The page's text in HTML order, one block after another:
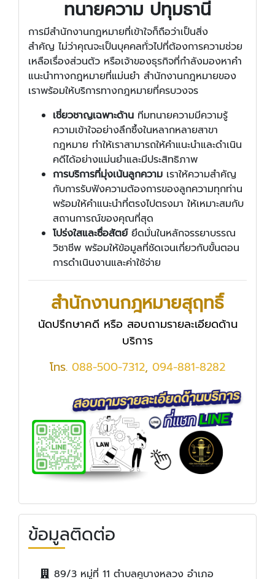
ทนายความ ปทุมธานี
การมีสำนักงานกฎหมายที่เข้าใจก็ถือว่าเป็นสิ่ง
สำคัญ ไม่ว่าคุณจะเป็นบุคคลทั่วไปที่ต้องการความช่วย
เหลือเรื่องส่วนตัว หรือเจ้าของธุรกิจที่กำลังมองหาคำ
แนะนำทางกฎหมายที่แม่นยำ สำนักงานกฎหมายของ
เราพร้อมให้บริการทางกฎหมายที่ครบวงจร
เชี่ยวชาญเฉพาะด้าน ทีมทนายความมีความรู้
ความเข้าใจอย่างลึกซึ้งในหลากหลายสาขา
กฎหมาย ทำให้เราสามารถให้คำแนะนำและดำเนิน
คดีได้อย่างแม่นยำและมีประสิทธิภาพ
การบริการที่มุ่งเน้นลูกความ เราให้ความสำคัญ
กับการรับฟังความต้องการของลูกความทุกท่าน
พร้อมให้คำแนะนำที่ตรงไปตรงมา ให้เหมาะสมกับ
สถานการณ์ของคุณที่สุด
โปร่งใสและซื่อสัตย์ยึดมั่นในหลักจรรยาบรรณ
วิชาชีพ พร้อมให้ข้อมูลที่ชัดเจนเกี่ยวกับขั้นตอน
การดำเนินงานและค่าใช้จ่าย
สำนักงานกฎหมายสุฤทธิ์
นัดปรึกษาคดี หรือ สอบถามรายละเอียดด้าน
บริการ
โทร. 088-500-7312, 094-881-8282
ข้อมูลติดต่อ
89/3 หมู่ที่ 11 ตำบลคูบางหลวง อำเภอ